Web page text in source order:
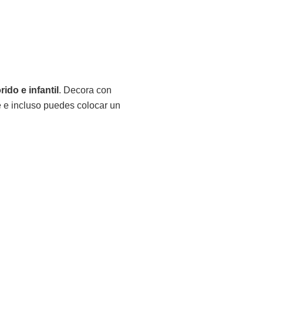
e infantil . Decora con
incluso puedes colocar un